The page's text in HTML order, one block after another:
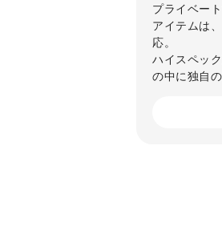
プライベー
アイテムは
応。
ハイスペッ
の中に独自